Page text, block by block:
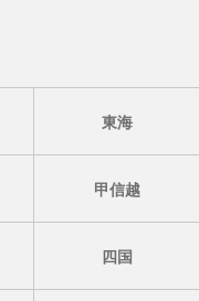
東海
甲信越
四国